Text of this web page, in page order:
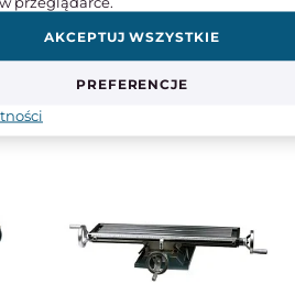
2791,55
PREFERENCJE
AKCEPTUJ WSZYSTKIE